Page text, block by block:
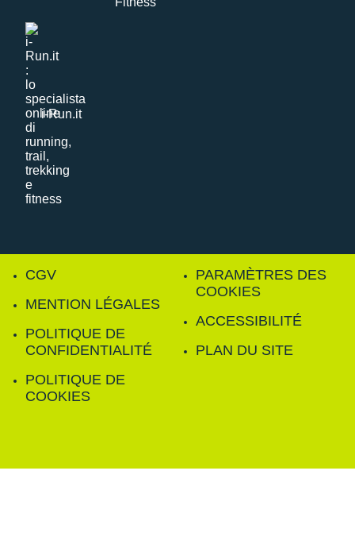
i-Run.it
CGV
MENTION LÉGALES
POLITIQUE DE
CONFIDENTIALITÉ
POLITIQUE DE
COOKIES
PARAMÈTRES DES
COOKIES
ACCESSIBILITÉ
PLAN DU SITE